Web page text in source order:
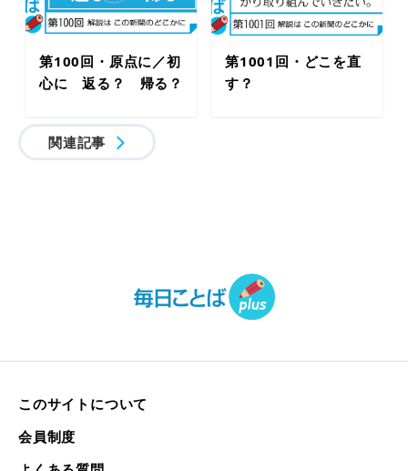
第100回・原点に／初
心に 返る？ 帰る？
第1001回・どこを直
す？
関連記事
このサイトについて
会員制度